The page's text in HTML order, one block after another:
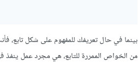
بينما في حال تعريفك للمفهوم على شكل تابع،
من الخواص الممررة للتابع، هي مجرد عمل ينفذ